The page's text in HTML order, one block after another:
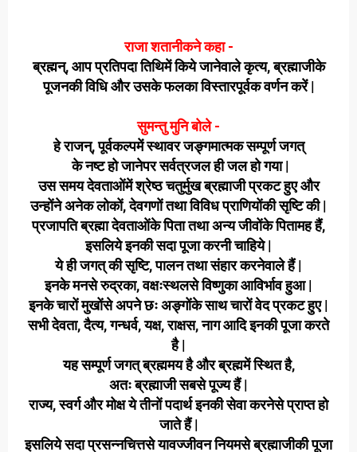
राजा शतानीकने कहा -
ब्रह्मन्, आप प्रतिपदा तिथिमें किये जानेवाले कृत्य, ब्रह्माजीके
पूजनकी विधि और उसके फलका विस्तारपूर्वक वर्णन करें |
सुमन्तु मुनि बोले -
हे राजन्, पूर्वकल्पमें स्थावर जङ्गमात्मक सम्पूर्ण जगत्
के नष्ट हो जानेपर सर्वत्रजल ही जल हो गया |
उस समय देवताओंमें श्रेष्ठ चतुर्मुख ब्रह्माजी प्रकट हुए और
उन्होंने अनेक लोकों, देवगणों तथा विविध प्राणियोंकी सृष्टि की |
प्रजापति ब्रह्मा देवताओंके पिता तथा अन्य जीवोंके पितामह हैं,
इसलिये इनकी सदा पूजा करनी चाहिये |
ये ही जगत् की सृष्टि, पालन तथा संहार करनेवाले हैं |
इनके मनसे रुद्रका, वक्षःस्थलसे विष्णुका आविर्भाव हुआ |
इनके चारों मुखोंसे अपने छः अङ्गोंके साथ चारों वेद प्रकट हुए |
सभी देवता, दैत्य, गन्धर्व, यक्ष, राक्षस, नाग आदि इनकी पूजा करते
है |
यह सम्पूर्ण जगत् ब्रह्ममय है और ब्रह्ममें स्थित है,
अतः ब्रह्माजी सबसे पूज्य हैं |
राज्य, स्वर्ग और मोक्ष ये तीनों पदार्थ इनकी सेवा करनेसे प्राप्त हो
जाते हैं |
इसलिये सदा प्रसन्नचित्तसे यावज्जीवन नियमसे ब्रह्माजीकी पूजा